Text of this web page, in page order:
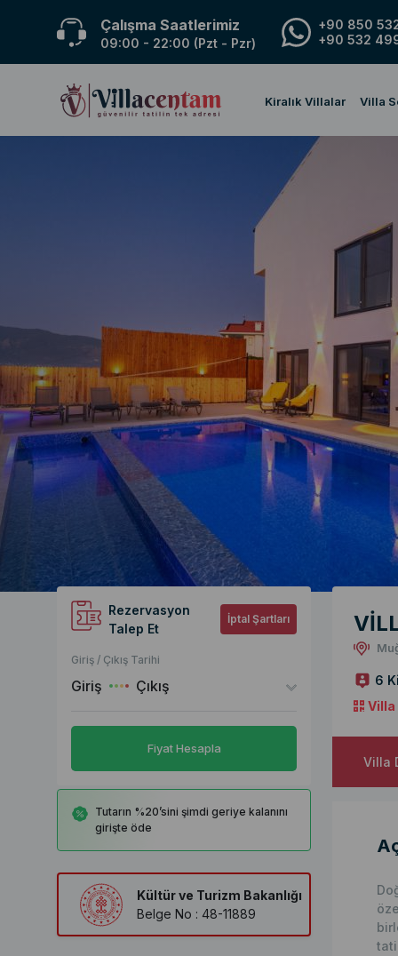
Çalışma Saatlerimiz
09:00 - 22:00 (Pzt - Pzr)
+90 850
+90 532
Kiralık Villalar Villa
Rezervasyon
Talep Et
İptal Şartları
Giriş / Çıkış Tarihi
Giriş Çıkış
Fiyat Hesapla
Tutarın %20’sini şimdi geriye kalanını
girişte öde
Kültür ve Turizm Bakanlığı
Belge No : 48-11889
6
Villa
Villa